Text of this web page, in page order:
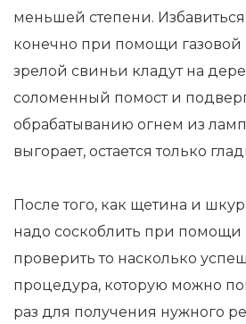
меньшей степени.
конечно при помощи газовой
зрелой свиньи кладут на
соломенный помост и
обрабатыванию огнем из
выгорает, остается только
После того, как щетина и
надо соскоблить при помощи
проверить то насколько
процедура, которую можно
раз для получения нужного